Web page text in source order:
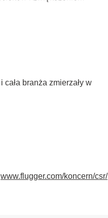
branża zmierzały w
www.flugger.com/koncern/csr/